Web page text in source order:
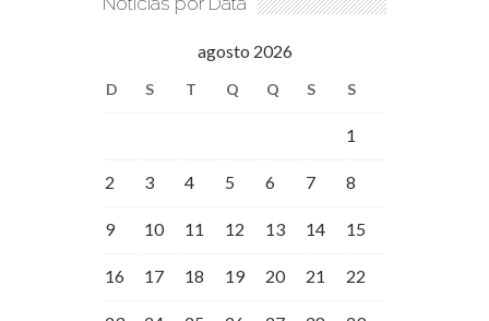
agosto 2026
D S T Q Q S S
1
2 3 4 5 6 7 8
9 10 11 12 13 14 15
16 17 18 19 20 21 22